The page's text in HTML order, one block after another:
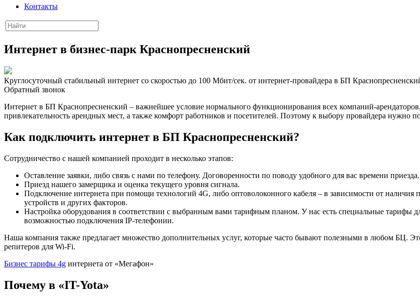
Контакты
Интернет в бизнес-парк Краснопресненский
Круглосуточный стабильный интернет со скоростью до 100 Мбит/сек. от интернет-провайдера в БП
Обратный звонок
Интернет в БП Краснопресненский – важнейшее условие нормального функционирования всех компаний-
привлекательность арендных мест, а также комфорт работников и посетителей. Поэтому к выбору провайдера нужно
Как подключить интернет в БП Краснопресненский?
Сотрудничество с нашей компанией проходит в несколько этапов:
Оставление заявки, либо связь с нами по телефону. Договоренности по поводу удобного для вас времени приезда.
Приезд нашего замерщика и оценка текущего уровня сигнала.
Подключение интернета при помощи технологий 4G, либо оптоволоконного кабеля – в зависимости от
устройств и других факторов.
Настройка оборудования в соответствии с выбранным вами тарифным планом. У нас есть специальные тарифы
возможностью подключения IP-телефонии.
Наша компания также предлагает множество дополнительных услуг, которые часто бывают полезными в любом БЦ.
репитеров для Wi-Fi.
Бизнес тарифы 4g интернета от «Мегафон»
Почему в «IT-Yota»